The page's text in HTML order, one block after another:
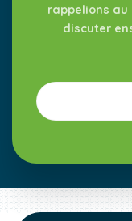
rappelions au
discuter